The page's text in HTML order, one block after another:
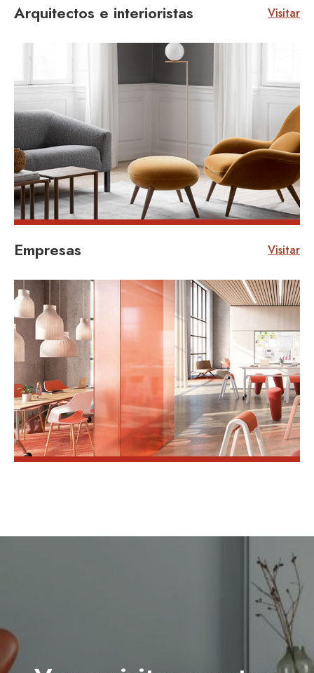
VISITAR
Arquitectos e interioristas Visitar
Empresas Visitar